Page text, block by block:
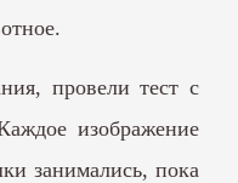
провели тест с
изображение
занимались, пока